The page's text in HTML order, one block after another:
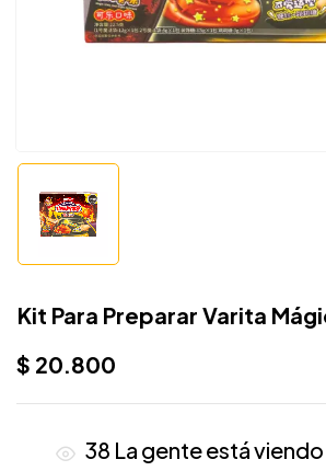
Kit Para Preparar Varita
$ 20.800
38 La gente está